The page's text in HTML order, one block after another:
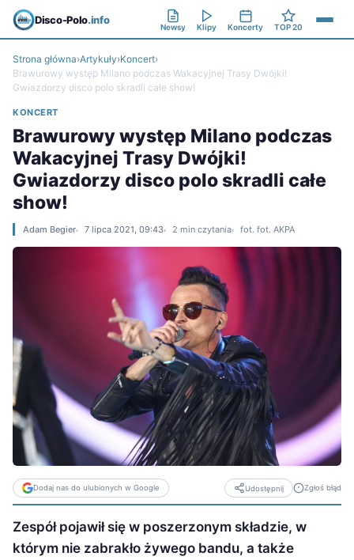
Disco-Polo.info
Newsy Klipy Koncerty TOP 20
Strona główna›Artykuły›Koncert›
Brawurowy występ Milano podczas Wakacyjnej Trasy Dwójki!
Gwiazdorzy disco polo skradli całe show!
KONCERT
Brawurowy występ Milano podczas
Wakacyjnej Trasy Dwójki!
Gwiazdorzy disco polo skradli całe
show!
Adam Begier 7 lipca 2021, 09:43 2 min czytania fot. fot. AKPA
Dodaj nas do ulubionych w Google Udostępnij Zgłoś błąd
Zespół pojawił się w poszerzonym składzie, w
którym nie zabrakło żywego bandu, a także